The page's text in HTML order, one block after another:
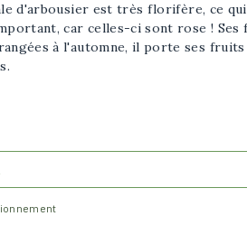
d'arbousier est très florifère, ce
car celles-ci sont rose ! Ses
à l'automne, il porte ses